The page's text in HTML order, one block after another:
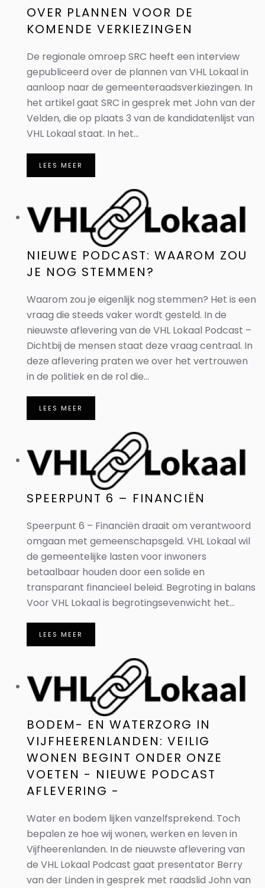
OVER PLANNEN VOOR DE
KOMENDE VERKIEZINGEN
De regionale omroep SRC heeft een interview
gepubliceerd over de plannen van VHL Lokaal in
aanloop naar de gemeenteraadsverkiezingen. In
het artikel gaat SRC in gesprek met John van der
Velden, die op plaats 3 van de kandidatenlijst van
VHL Lokaal staat. In het...
LEES MEER
NIEUWE PODCAST: WAAROM ZOU
JE NOG STEMMEN?
Waarom zou je eigenlijk nog stemmen? Het is een
vraag die steeds vaker wordt gesteld. In de
nieuwste aflevering van de VHL Lokaal Podcast –
Dichtbij de mensen staat deze vraag centraal. In
deze aflevering praten we over het vertrouwen
in de politiek en de rol die...
LEES MEER
SPEERPUNT 6 – FINANCIËN
Speerpunt 6 – Financiën draait om verantwoord
omgaan met gemeenschapsgeld. VHL Lokaal wil
de gemeentelijke lasten voor inwoners
betaalbaar houden door een solide en
transparant financieel beleid. Begroting in balans
Voor VHL Lokaal is begrotingsevenwicht het...
LEES MEER
BODEM- EN WATERZORG IN
VIJFHEERENLANDEN: VEILIG
WONEN BEGINT ONDER ONZE
VOETEN - NIEUWE PODCAST
AFLEVERING -
Water en bodem lijken vanzelfsprekend. Toch
bepalen ze hoe wij wonen, werken en leven in
Vijfheerenlanden. In de nieuwste aflevering van
de VHL Lokaal Podcast gaat presentator Berry
van der Linden in gesprek met raadslid John van